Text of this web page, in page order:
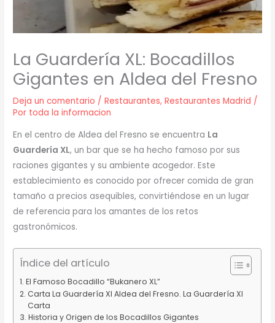
La Guardería XL: Bocadillos
Gigantes en Aldea del Fresno
Deja un comentario /Restaurantes,Restaurantes Madrid /
Por toda la informacion
En el centro de Aldea del Fresno se encuentra La
Guardería XL, un bar que se ha hecho famoso por sus
raciones gigantes y su ambiente acogedor. Este
establecimiento es conocido por ofrecer comida de gran
tamaño a precios asequibles, convirtiéndose en un lugar
de referencia para los amantes de los retos
gastronómicos.
Índice del artículo
El Famoso Bocadillo “Bukanero XL”
Carta La Guardería Xl Aldea del Fresno. La Guardería Xl
Carta
Historia y Origen de los Bocadillos Gigantes